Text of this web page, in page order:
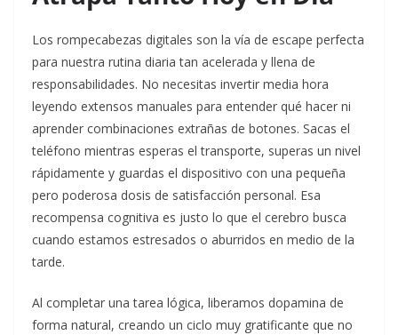
Los rompecabezas digitales son la vía de escape perfecta
para nuestra rutina diaria tan acelerada y llena de
responsabilidades. No necesitas invertir media hora
leyendo extensos manuales para entender qué hacer ni
aprender combinaciones extrañas de botones. Sacas el
teléfono mientras esperas el transporte, superas un nivel
rápidamente y guardas el dispositivo con una pequeña
pero poderosa dosis de satisfacción personal. Esa
recompensa cognitiva es justo lo que el cerebro busca
cuando estamos estresados o aburridos en medio de la
tarde.
Al completar una tarea lógica, liberamos dopamina de
forma natural, creando un ciclo muy gratificante que no